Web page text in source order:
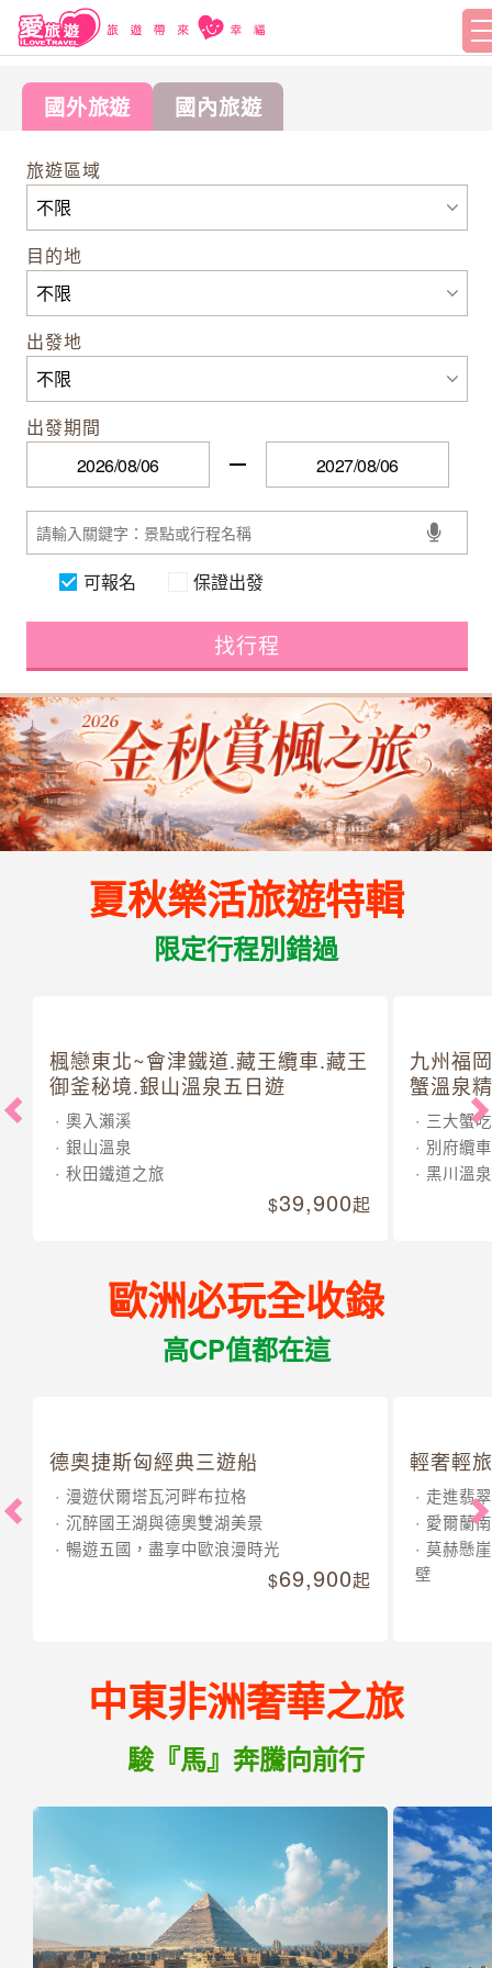
國外旅遊 國內旅遊
旅遊區域
目的地
出發地
出發期間
可報名 保證出發
找行程
夏秋樂活旅遊特輯
限定行程別錯過
楓戀東北~會津鐵道.藏王纜車.藏王
御釜秘境.銀山溫泉五日遊
奧入瀨溪
銀山溫泉
秋田鐵道之旅
39,900起
九州福
蟹溫泉
三大蟹
別府纜車
黑川溫泉
歐洲必玩全收錄
高CP值都在這
德奧捷斯匈經典三遊船
漫遊伏爾塔瓦河畔布拉格
沉醉國王湖與德奧雙湖美景
暢遊五國，盡享中歐浪漫時光
69,900起
輕奢輕
走進翡
愛爾蘭
莫赫懸
壁
中東非洲奢華之旅
駿『馬』奔騰向前行